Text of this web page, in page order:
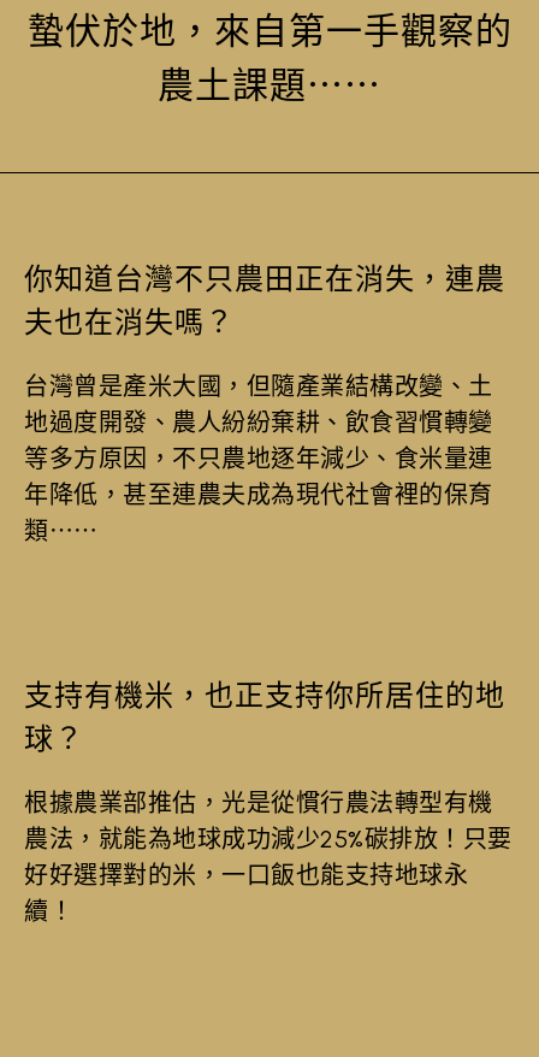
蟄伏於地，來⾃第⼀⼿觀察的
農⼟課題⋯⋯
你知道台灣不只農田正在消失，連農
夫也在消失嗎？
台灣曾是產米大國，但隨產業結構改變、土
地過度開發、農人紛紛棄耕、飲食習慣轉變
等多方原因，不只農地逐年減少、食米量連
年降低，甚至連農夫成為現代社會裡的保育
類⋯⋯
支持有機米，也正支持你所居住的地
球？
根據農業部推估，光是從慣行農法轉型有機
農法，就能為地球成功減少25%碳排放！只要
好好選擇對的米，一口飯也能支持地球永
續！